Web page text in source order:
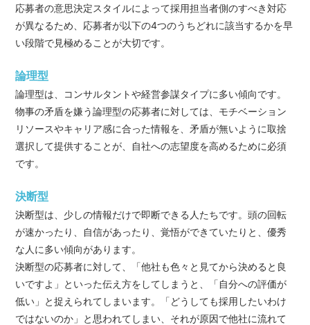
応募者の意思決定スタイルによって採用担当者側のすべき対応
が異なるため、応募者が以下の4つのうちどれに該当するかを早
い段階で見極めることが大切です。
論理型
論理型は、コンサルタントや経営参謀タイプに多い傾向です。
物事の矛盾を嫌う論理型の応募者に対しては、モチベーション
リソースやキャリア感に合った情報を、矛盾が無いように取捨
選択して提供することが、自社への志望度を高めるために必須
です。
決断型
決断型は、少しの情報だけで即断できる人たちです。頭の回転
が速かったり、自信があったり、覚悟ができていたりと、優秀
な人に多い傾向があります。
決断型の応募者に対して、「他社も色々と見てから決めると良
いですよ」といった伝え方をしてしまうと、「自分への評価が
低い」と捉えられてしまいます。「どうしても採用したいわけ
ではないのか」と思われてしまい、それが原因で他社に流れて